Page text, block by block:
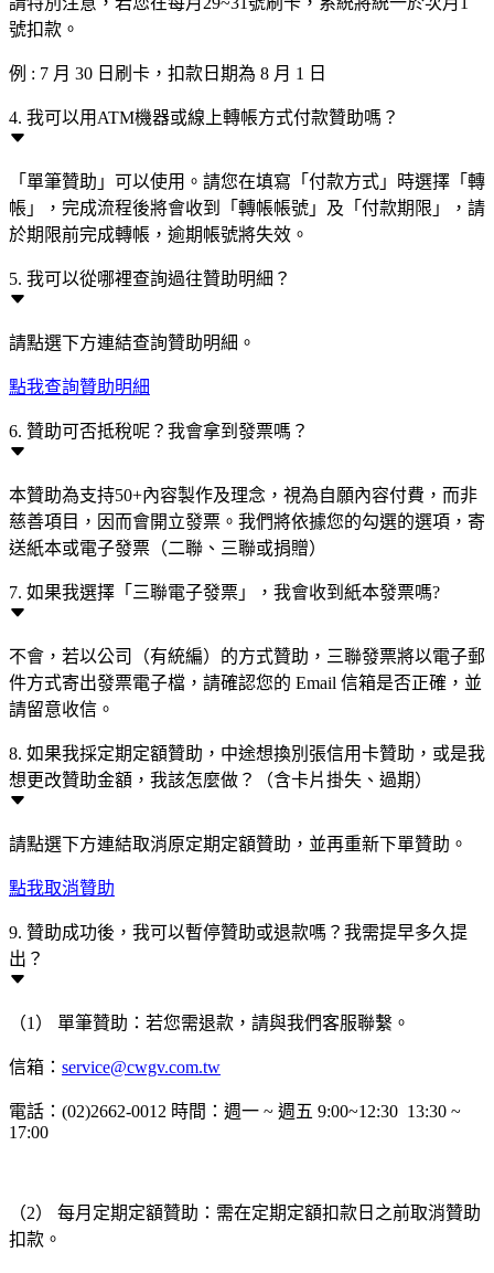
號扣款。
例 : 7 月 30 日刷卡，扣款日期為 8 月 1 日
4. 我可以用ATM機器或線上轉帳方式付款贊助嗎？
「單筆贊助」可以使用。請您在填寫「付款方式」時選擇「轉
帳」，完成流程後將會收到「轉帳帳號」及「付款期限」，請
於期限前完成轉帳，逾期帳號將失效。
5. 我可以從哪裡查詢過往贊助明細？
請點選下方連結查詢贊助明細。
點我查詢贊助明細
6. 贊助可否抵稅呢？我會拿到發票嗎？
本贊助為支持50+內容製作及理念，視為自願內容付費，而非
慈善項目，因而會開立發票。我們將依據您的勾選的選項，寄
送紙本或電子發票（二聯、三聯或捐贈）
7. 如果我選擇「三聯電子發票」，我會收到紙本發票嗎?
不會，若以公司（有統編）的方式贊助，三聯發票將以電子郵
件方式寄出發票電子檔，請確認您的 Email 信箱是否正確，並
請留意收信。
8. 如果我採定期定額贊助，中途想換別張信用卡贊助，或是我
想更改贊助金額，我該怎麼做？（含卡片掛失、過期）
請點選下方連結取消原定期定額贊助，並再重新下單贊助。
點我取消贊助
9. 贊助成功後，我可以暫停贊助或退款嗎？我需提早多久提
出？
（1） 單筆贊助：若您需退款，請與我們客服聯繫。
信箱： service@cwgv.com.tw
電話：(02)2662-0012 時間：週一 ~ 週五 9:00~12:30 13:30 ~
17:00
（2） 每月定期定額贊助：需在定期定額扣款日之前取消贊助
扣款。